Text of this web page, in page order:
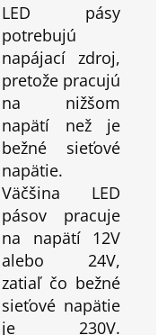
LED pásy
potrebujú
napájací zdroj,
pretože pracujú
na nižšom
napätí než je
bežné sieťové
napätie.
Väčšina LED
pásov pracuje
na napätí 12V
alebo 24V,
zatiaľ čo bežné
sieťové napätie
je 230V.